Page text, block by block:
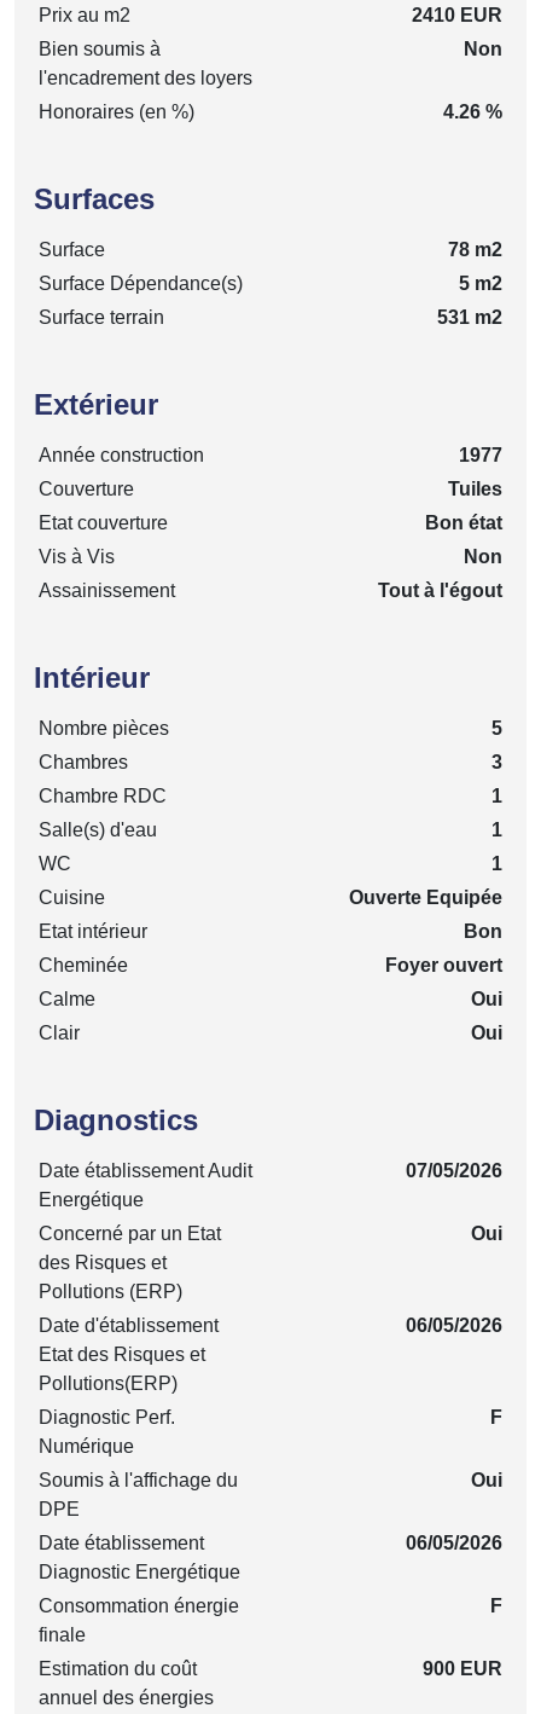
Prix au m2
2410 EUR
Bien soumis à
l'encadrement des loyers
Non
Honoraires (en %) 4.26 %
Surfaces
Surface
78 m2
Surface Dépendance(s)
5 m2
Surface terrain
531 m2
Extérieur
Année construction
1977
Couverture
Tuiles
Etat couverture
Bon état
Vis à Vis
Non
Assainissement
Tout à l'égout
Intérieur
Nombre pièces
5
Chambres
3
Chambre RDC
1
Salle(s) d'eau
1
WC
1
Cuisine
Ouverte Equipée
Etat intérieur
Bon
Cheminée
Foyer ouvert
Calme
Oui
Clair
Oui
Diagnostics
Date établissement Audit
Energétique
07/05/2026
Concerné par un Etat
des Risques et
Pollutions (ERP)
Oui
Date d'établissement
Etat des Risques et
Pollutions(ERP)
06/05/2026
Diagnostic Perf.
Numérique
F
Soumis à l'affichage du
DPE
Oui
Date établissement
Diagnostic Energétique
06/05/2026
Consommation énergie
finale
F
Estimation du coût
annuel des énergies
900 EUR